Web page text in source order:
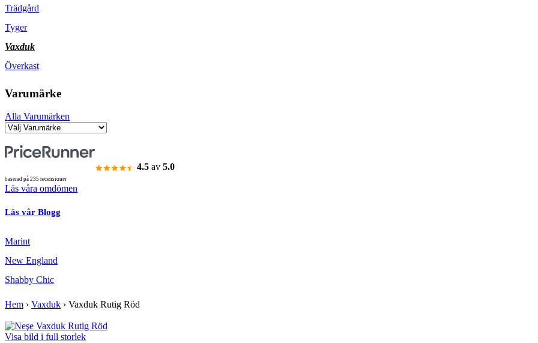
Trädgård
Tyger
Vaxduk
Överkast
Varumärke
Alla Varumärken
4.5 av 5.0
baserad på 235 recensioner
Läs våra omdömen
Läs vår Blogg
Marint
New England
Shabby Chic
Hem › Vaxduk › Vaxduk Rutig Röd
Visa bild i full storlek